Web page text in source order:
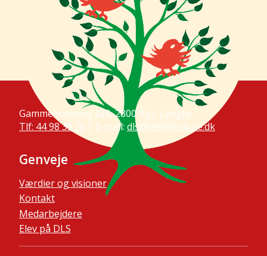
Gammelmosevej 228, 2800 Kgs. Lyngby
Tlf: 44 98 39 26 | E-mail: dls@denlilleskole.dk
Genveje
Værdier og visioner
Kontakt
Medarbejdere
Elev på DLS